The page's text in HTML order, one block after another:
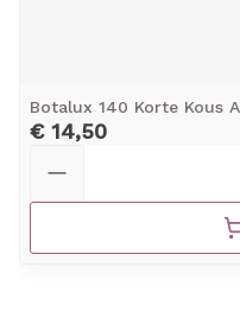
Botalux 140 Korte Kous
€ 14,50